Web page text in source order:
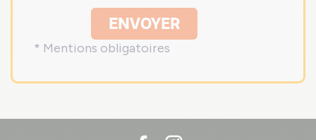
ENVOYER
* Mentions obligatoires